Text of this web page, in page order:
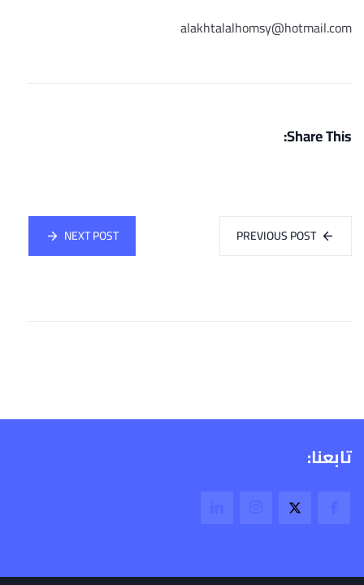
alakhtalalhomsy@hotmail.com
Share This:
PREVIOUS POST
NEXT POST
تابعنا: